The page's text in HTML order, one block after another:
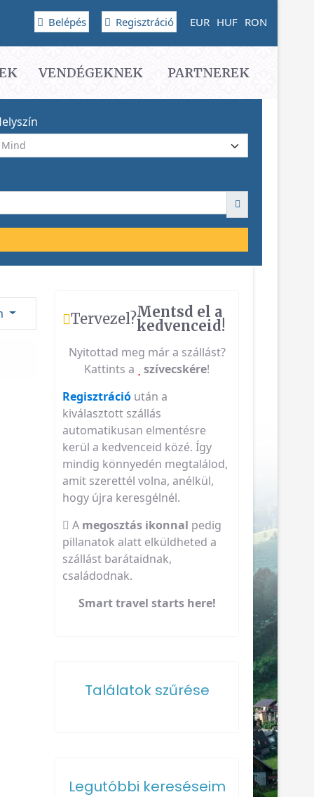
Belépés Regisztráció EUR HUF RON
VENDÉGEKNEK PARTNEREK
Tervezel?Mentsd el a
kedvenceid!
Nyitottad meg már a szállást?
Kattints a
szívecskére!
Regisztráció után a
kiválasztott szállás
automatikusan elmentésre
kerül a kedvenceid közé. Így
mindig könnyedén megtalálod,
amit szerettél volna, anélkül,
hogy újra keresgélnél.
A megosztás ikonnal pedig
pillanatok alatt elküldheted a
szállást barátaidnak,
családodnak.
Smart travel starts here!
Találatok szűrése
Legutóbbi kereséseim